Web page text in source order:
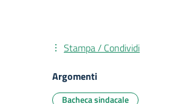
Stampa / Condividi
Argomenti
Bacheca sindacale